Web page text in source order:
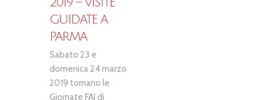
2019 – VISITE
GUIDATE A
PARMA
Sabato 23 e
domenica 24 marzo
2019 tornano le
Giornate FAI di